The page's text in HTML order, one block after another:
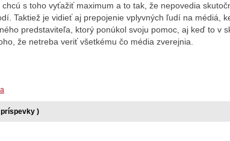
s toho vyťažiť maximum a to tak, že nepovedia
Taktiež je vidieť aj prepojenie vplyvných ľudí na médiá,
predstaviteľa, ktorý ponúkol svoju pomoc, aj keď to v
že netreba veriť všetkému čo média zverejnia.
)